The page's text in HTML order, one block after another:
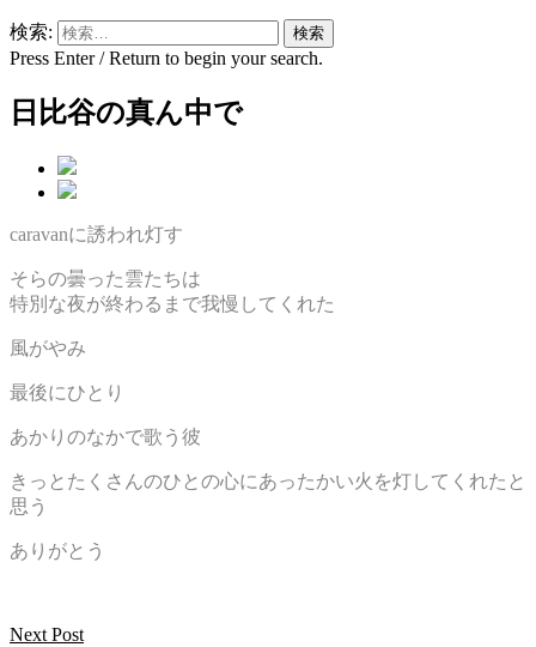
検索:
Press Enter / Return to begin your search.
日比谷の真ん中で
caravanに誘われ灯す
そらの曇った雲たちは
特別な夜が終わるまで我慢してくれた
風がやみ
最後にひとり
あかりのなかで歌う彼
きっとたくさんのひとの心にあったかい火を灯してくれたと
思う
ありがとう
Next Post